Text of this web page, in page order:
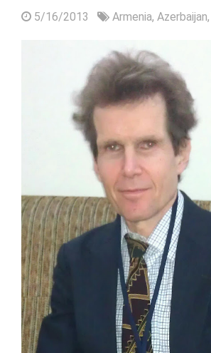
5/16/2013 Armenia, Azerbaijan,